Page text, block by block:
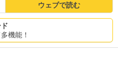
ウェブで読む
機能！